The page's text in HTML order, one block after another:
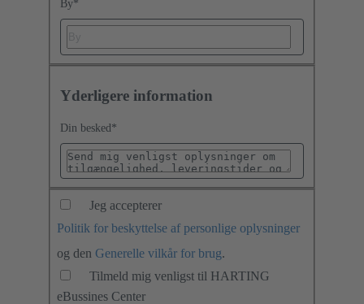
By*
Yderligere information
Din besked *
Jeg accepterer
Politik for beskyttelse af personlige oplysninger
og den Generelle vilkår for brug.
Tilmeld mig venligst til HARTING
eBussines Center